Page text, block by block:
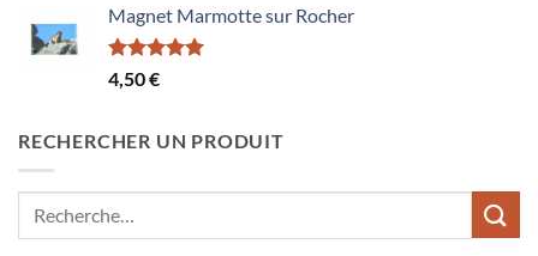
Magnet Marmotte sur Rocher
Note5.00
sur 5
4,50€
RECHERCHER UN PRODUIT